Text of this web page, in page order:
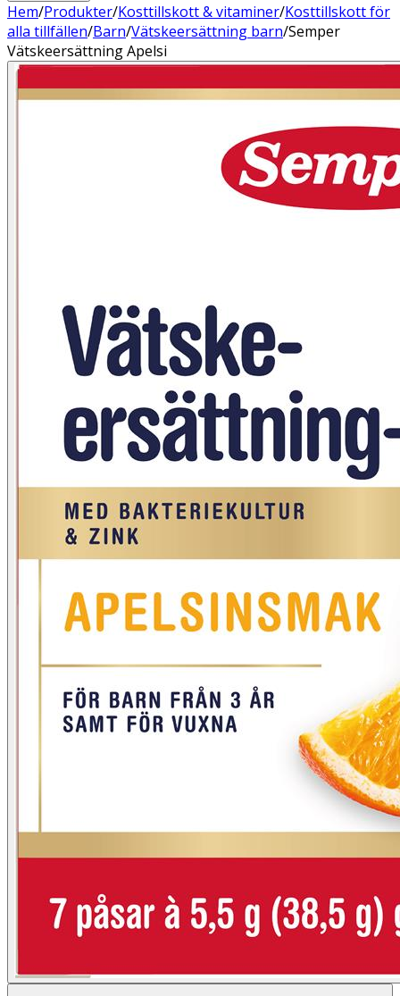
Hem/Produkter/Kosttillskott & vitaminer/Kosttillskott för
alla tillfällen/Barn/Vätskeersättning barn/Semper
Vätskeersättning Apelsi